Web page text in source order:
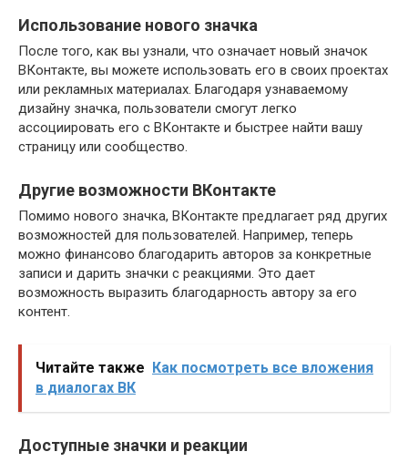
Использование нового значка
После того, как вы узнали, что означает новый значок
ВКонтакте, вы можете использовать его в своих проектах
или рекламных материалах. Благодаря узнаваемому
дизайну значка, пользователи смогут легко
ассоциировать его с ВКонтакте и быстрее найти вашу
страницу или сообщество.
Другие возможности ВКонтакте
Помимо нового значка, ВКонтакте предлагает ряд других
возможностей для пользователей. Например, теперь
можно финансово благодарить авторов за конкретные
записи и дарить значки с реакциями. Это дает
возможность выразить благодарность автору за его
контент.
Читайте также Как посмотреть все вложения
в диалогах ВК
Доступные значки и реакции